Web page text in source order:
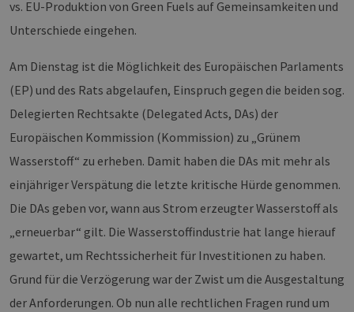
vs. EU-Produktion von Green Fuels auf Gemeinsamkeiten und
Unterschiede eingehen.
Am Dienstag ist die Möglichkeit des Europäischen Parlaments
(EP) und des Rats abgelaufen, Einspruch gegen die beiden sog.
Delegierten Rechtsakte (Delegated Acts, DAs) der
Europäischen Kommission (Kommission) zu „Grünem
Wasserstoff“ zu erheben. Damit haben die DAs mit mehr als
einjähriger Verspätung die letzte kritische Hürde genommen.
Die DAs geben vor, wann aus Strom erzeugter Wasserstoff als
„erneuerbar“ gilt. Die Wasserstoffindustrie hat lange hierauf
gewartet, um Rechtssicherheit für Investitionen zu haben.
Grund für die Verzögerung war der Zwist um die Ausgestaltung
der Anforderungen. Ob nun alle rechtlichen Fragen rund um